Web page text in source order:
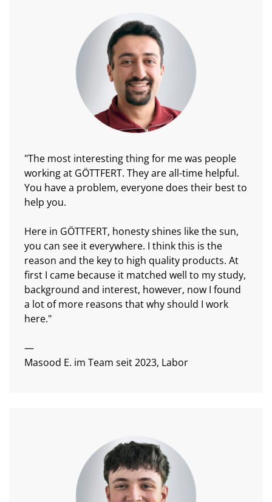
"The most interesting thing for me was people
working at GÖTTFERT. They are all-time helpful.
You have a problem, everyone does their best to
help you.
Here in GÖTTFERT, honesty shines like the sun,
you can see it everywhere. I think this is the
reason and the key to high quality products. At
first I came because it matched well to my study,
background and interest, however, now I found
a lot of more reasons that why should I work
here."
—
Masood E. im Team seit 2023, Labor